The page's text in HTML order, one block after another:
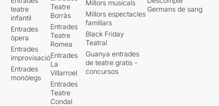
teatre
infantil
Entrades
òpera
Entrades
improvisació
Entrades
monòlegs
Teatre
Borràs
Entrades
Teatre
Romea
Entrades
La
Villarroel
Entrades
Teatre
Condal
Millors musicals
Millors espectacles
familiars
Black Friday
Teatral
Guanya entrades
de teatre gratis -
concursos
Germans de sang